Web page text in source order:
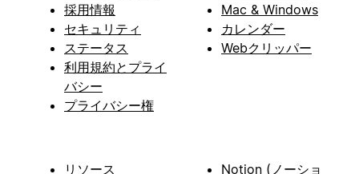
採用情報
セキュリティ
ステータス
利用規約とプライ
バシー
プライバシー権
Mac & Windows
カレンダー
Webクリッパー
リソース Notion (ノーショ